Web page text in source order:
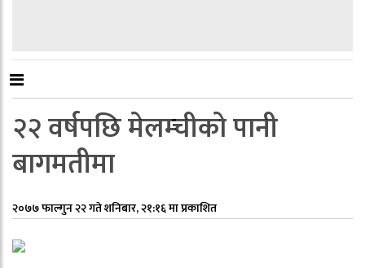
२२ वर्षपछि मेलम्चीको पानी
बागमतीमा
२०७७ फाल्गुन २२ गते शनिबार, २१:१६ मा प्रकाशित